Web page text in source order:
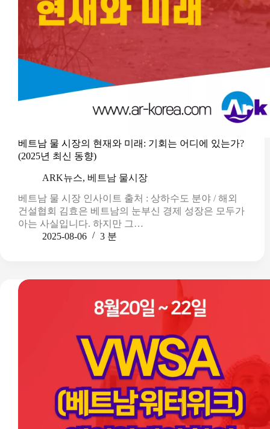
베트남 물 시장의 현재와 미래: 기회는 어디에 있는가?
(2025년 최신 동향)
ARK뉴스, 베트남 물시장
베트남 물 시장 인사이트 출처 : 상하수도 분야 / 해외
건설협회 김효은 베트남의 눈부신 경제 성장은 모두가
아는 사실입니다. 하지만 그…
2025-08-06
3 분